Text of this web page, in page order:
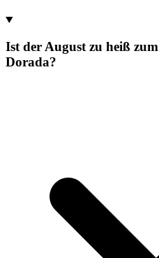
Ist der August zu heiß
Dorada?